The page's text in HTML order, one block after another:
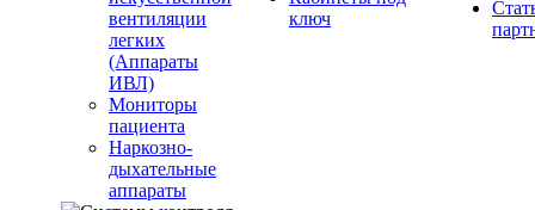
вентиляции
легких
(Аппараты
ИВЛ)
Мониторы
пациента
Наркозно-
дыхательные
аппараты
ключ